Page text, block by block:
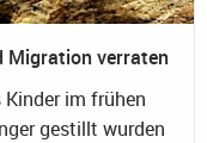
Migration verraten
im frühen
gestillt wurden